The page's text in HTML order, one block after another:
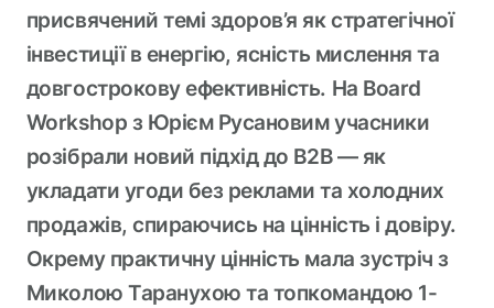
присвячений темі здоров’я як стратегічної
інвестиції в енергію, ясність мислення та
довгострокову ефективність. На Board
Workshop з Юрієм Русановим учасники
розібрали новий підхід до B2B — як
укладати угоди без реклами та холодних
продажів, спираючись на цінність і довіру.
Окрему практичну цінність мала зустріч з
Миколою Таранухою та топкомандою 1-